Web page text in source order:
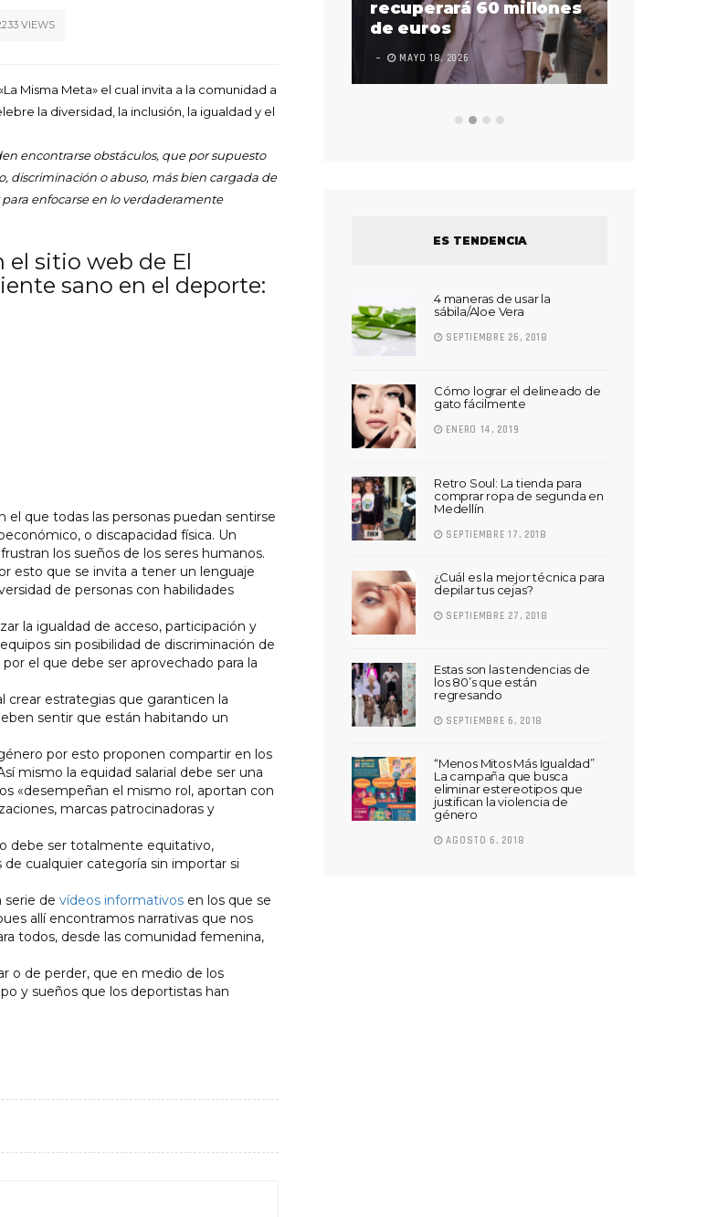
VIEWS
Misma Meta» el cual invita a la comunidad a
la diversidad, la inclusión, la igualdad y el
encontrarse obstáculos, que por supuesto
discriminación o abuso, más bien cargada de
enfocarse en lo verdaderamente
el sitio web de El
sano en el deporte:
que todas las personas puedan sentirse
o discapacidad física. Un
los sueños de los seres humanos.
esto que se invita a tener un lenguaje
de personas con habilidades
la igualdad de acceso, participación y
sin posibilidad de discriminación de
el que debe ser aprovechado para la
crear estrategias que garanticen la
sentir que están habitando un
por esto proponen compartir en los
mismo la equidad salarial debe ser una
«desempeñan el mismo rol, aportan con
marcas patrocinadoras y
debe ser totalmente equitativo,
cualquier categoría sin importar si
serie de vídeos informativos en los que se
allí encontramos narrativas que nos
todos, desde las comunidad femenina,
o de perder, que en medio de los
y sueños que los deportistas han
la
recuperará 60 millones
de euros
MAYO 18, 2026
ES TENDENCIA
4 maneras de usar la
sábila/Aloe Vera
SEPTIEMBRE 26, 2018
Cómo lograr el delineado de
gato fácilmente
ENERO 14, 2019
Retro Soul: La tienda para
comprar ropa de segunda en
Medellín
SEPTIEMBRE 17, 2018
¿Cuál es la mejor técnica para
depilar tus cejas?
SEPTIEMBRE 27, 2018
Estas son las tendencias de
los 80’s que están
regresando
SEPTIEMBRE 6, 2018
“Menos Mitos Más Igualdad”
La campaña que busca
eliminar estereotipos que
justifican la violencia de
género
AGOSTO 6, 2018